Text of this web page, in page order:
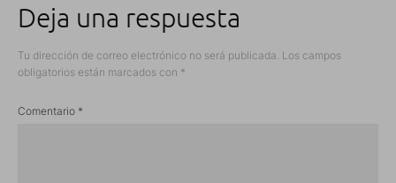
Deja una respuesta
Tu dirección de correo electrónico no será publicada. Los campos
obligatorios están marcados con *
Comentario *